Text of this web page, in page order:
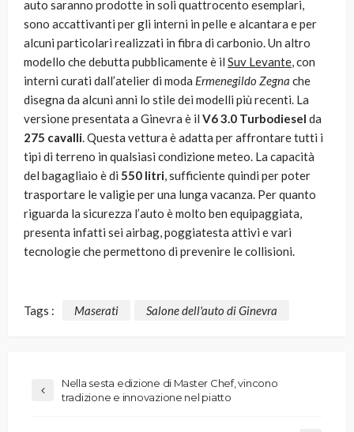
auto saranno prodotte in soli quattrocento esemplari,
sono accattivanti per gli interni in pelle e alcantara e per
alcuni particolari realizzati in fibra di carbonio. Un altro
modello che debutta pubblicamente è il Suv Levante, con
interni curati dall’atelier di moda Ermenegildo Zegna che
disegna da alcuni anni lo stile dei modelli più recenti. La
versione presentata a Ginevra è il V6 3.0 Turbodiesel da
275 cavalli. Questa vettura è adatta per affrontare tutti i
tipi di terreno in qualsiasi condizione meteo. La capacità
del bagagliaio è di 550 litri, sufficiente quindi per poter
trasportare le valigie per una lunga vacanza. Per quanto
riguarda la sicurezza l’auto è molto ben equipaggiata,
presenta infatti sei airbag, poggiatesta attivi e vari
tecnologie che permettono di prevenire le collisioni.
Tags : Maserati Salone dell'auto di Ginevra
Nella sesta edizione di Master Chef, vincono
tradizione e innovazione nel piatto